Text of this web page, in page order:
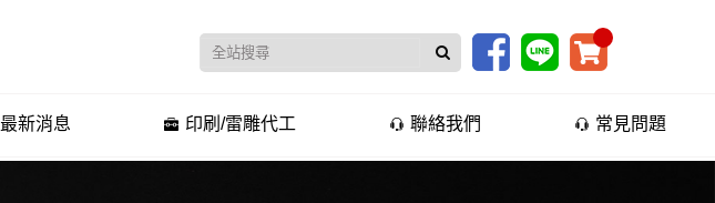
最新消息 印刷/雷雕代工 聯絡我們 常見問題